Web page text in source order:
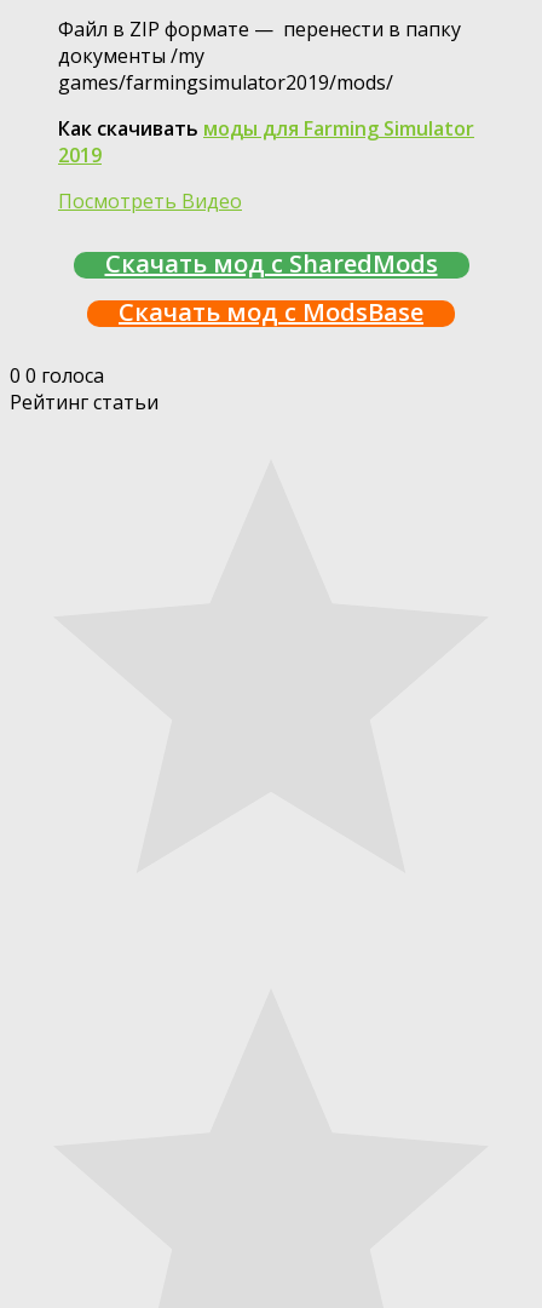
Файл в ZIP формате — перенести в папку
документы /my
games/farmingsimulator2019/mods/
Как скачивать моды для Farming Simulator
2019
Посмотреть Видео
Скачать мод с SharedMods
Скачать мод с ModsBase
0 0 голоса
Рейтинг статьи